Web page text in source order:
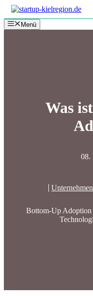
Zum
Inhalt
springenMenü
Was
08.
Bottom-Up Adoption